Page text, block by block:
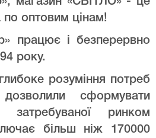
по оптовим цінам!
працює і безперервно
року.
розуміння потреб
сформувати
затребуваної ринком
більш ніж 170000